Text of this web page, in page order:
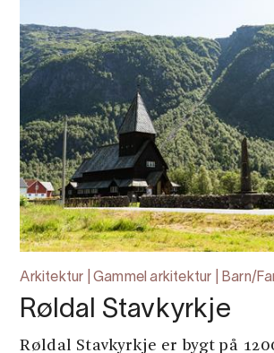
Arkitektur | Gammel arkitektur | Barn/
Røldal Stavkyrkje
Røldal Stavkyrkje er bygt på